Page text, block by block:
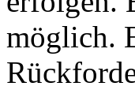
möglich.